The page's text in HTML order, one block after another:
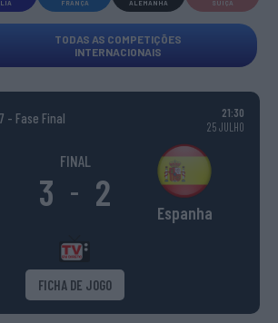
FRANÇA ALEMANHA SUÍÇA
TODAS AS COMPETIÇÕES
INTERNACIONAIS
- Fase Final
21:30
25 JULHO
FINAL
3 - 2 Espanha
FICHA DE JOGO